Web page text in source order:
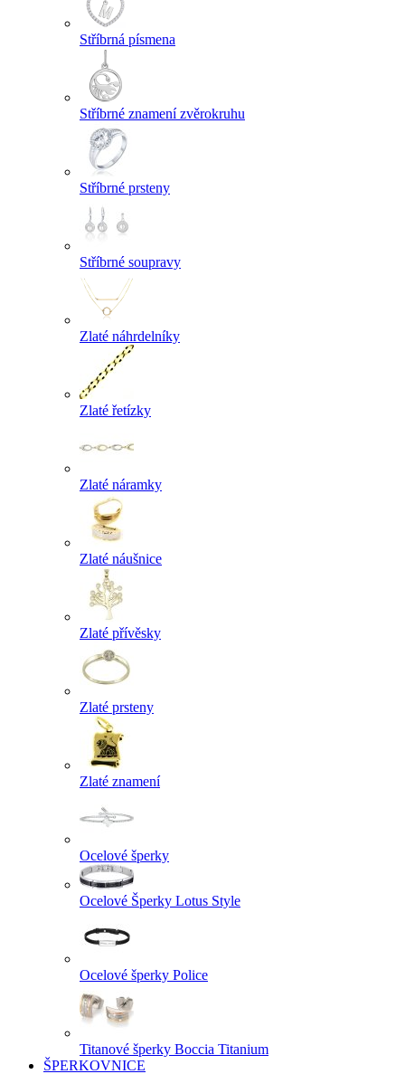
Stříbrná písmena
Stříbrné znamení zvěrokruhu
Stříbrné prsteny
Stříbrné soupravy
Zlaté náhrdelníky
Zlaté řetízky
Zlaté náramky
Zlaté náušnice
Zlaté přívěsky
Zlaté prsteny
Zlaté znamení
Ocelové šperky
Ocelové Šperky Lotus Style
Ocelové šperky Police
Titanové šperky Boccia Titanium
ŠPERKOVNICE